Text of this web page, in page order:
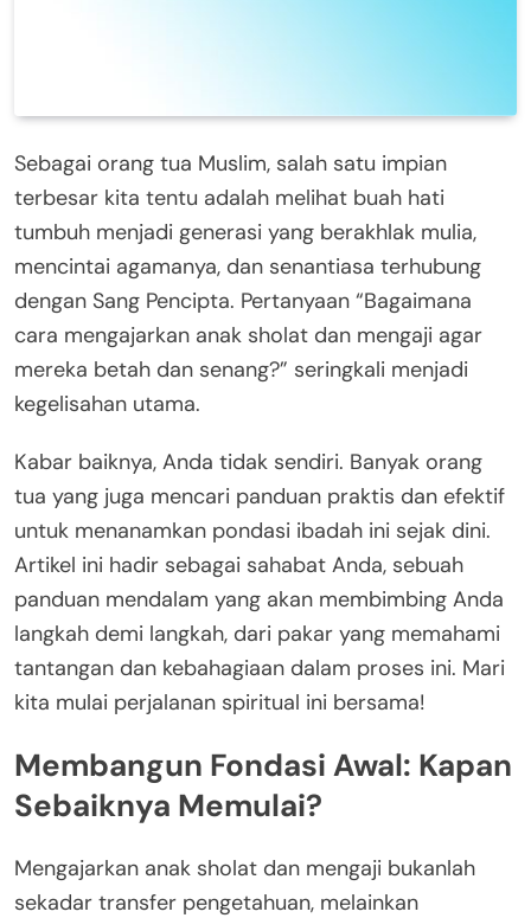
Sebagai orang tua Muslim, salah satu impian
terbesar kita tentu adalah melihat buah hati
tumbuh menjadi generasi yang berakhlak mulia,
mencintai agamanya, dan senantiasa terhubung
dengan Sang Pencipta. Pertanyaan “Bagaimana
cara mengajarkan anak sholat dan mengaji agar
mereka betah dan senang?” seringkali menjadi
kegelisahan utama.
Kabar baiknya, Anda tidak sendiri. Banyak orang
tua yang juga mencari panduan praktis dan efektif
untuk menanamkan pondasi ibadah ini sejak dini.
Artikel ini hadir sebagai sahabat Anda, sebuah
panduan mendalam yang akan membimbing Anda
langkah demi langkah, dari pakar yang memahami
tantangan dan kebahagiaan dalam proses ini. Mari
kita mulai perjalanan spiritual ini bersama!
Membangun Fondasi Awal: Kapan
Sebaiknya Memulai?
Mengajarkan anak sholat dan mengaji bukanlah
sekadar transfer pengetahuan, melainkan